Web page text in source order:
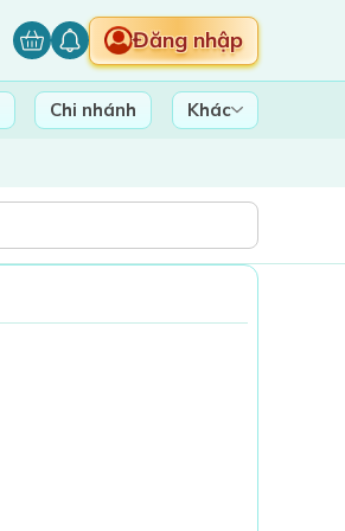
Đăng nhập
Chi nhánh Khác